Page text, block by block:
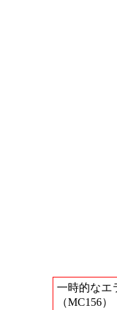
一時的なエ
（MC156）